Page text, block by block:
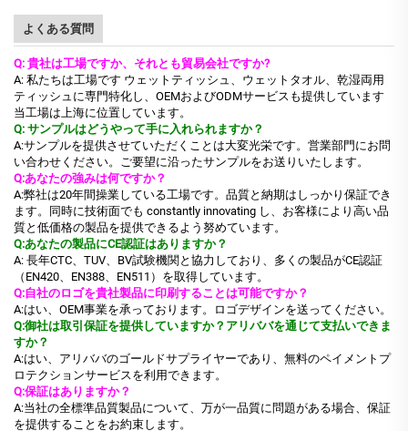
よくある質問
Q: 貴社は工場ですか、それとも貿易会社ですか?
A: 私たちは工場です ウェットティッシュ、ウェットタオル、乾湿両用
ティッシュに専門特化し、OEMおよびODMサービスも提供しています
当工場は上海に位置しています。
Q: サンプルはどうやって手に入れられますか？
A:サンプルを提供させていただくことは大変光栄です。営業部門にお問
い合わせください。ご要望に沿ったサンプルをお送りいたします。
Q:あなたの強みは何ですか？
A:弊社は20年間操業している工場です。品質と納期はしっかり保証でき
ます。同時に技術面でも constantly innovating し、お客様により高い品
質と低価格の製品を提供できるよう努めています。
Q:あなたの製品にCE認証はありますか？
A: 長年CTC、TUV、BV試験機関と協力しており、多くの製品がCE認証
（EN420、EN388、EN511）を取得しています。
Q:自社のロゴを貴社製品に印刷することは可能ですか？
A:はい、OEM事業を承っております。ロゴデザインを送ってください。
Q:御社は取引保証を提供していますか？アリババを通じて支払いできま
すか？
A:はい、アリババのゴールドサプライヤーであり、無料のペイメントプ
ロテクションサービスを利用できます。
Q:保証はありますか？
A:当社の全標準品質製品について、万が一品質に問題がある場合、保証
を提供することをお約束します。